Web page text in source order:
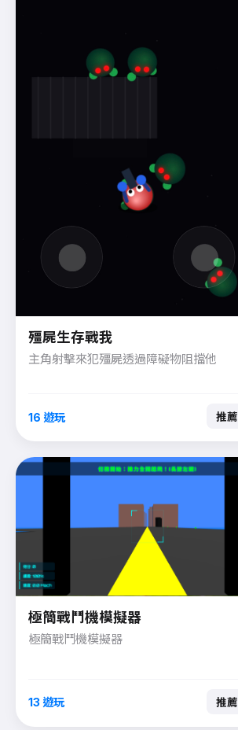
殭屍生存戰我
主角射擊來犯殭屍透過障礙物阻擋他
16 遊玩 推薦
極簡戰鬥機模擬器
極簡戰鬥機模擬器
13 遊玩 推薦